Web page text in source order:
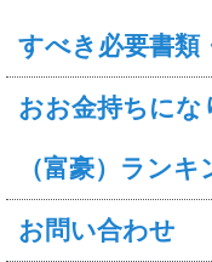
すべき必要書類
おお金持ちにな
（富豪）ラン
お問い合わせ